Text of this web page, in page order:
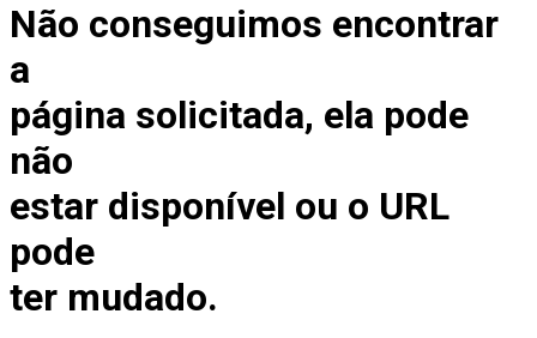
Não conseguimos encontrar
a
página solicitada, ela pode
não
estar disponível ou o URL
pode
ter mudado.